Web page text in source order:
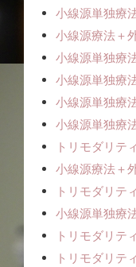
小線源単独
小線源療法＋
小線源単独
小線源単独
小線源単独
小線源単独
トリモダリテ
小線源療法＋
トリモダリテ
小線源単独
トリモダリ
トリモダリ